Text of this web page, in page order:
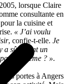
lorsque Claire
consultante en
la cuisine et
« J’ai voulu
, confie-t-elle. Je
a sûrement un
toi-même ? ».
ses portes à Angers